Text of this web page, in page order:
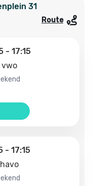
31
Route
- 17:15
vwo
- 17:15
havo